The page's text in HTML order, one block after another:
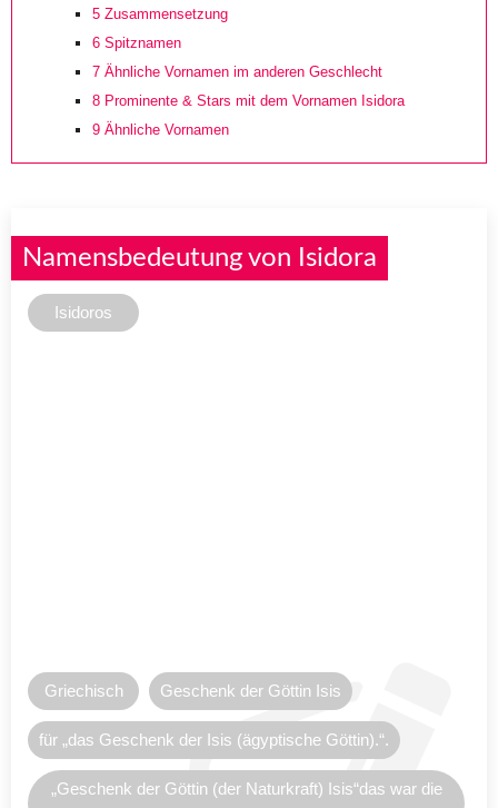
5 Zusammensetzung
6 Spitznamen
7 Ähnliche Vornamen im anderen Geschlecht
8 Prominente & Stars mit dem Vornamen Isidora
9 Ähnliche Vornamen
Namensbedeutung von Isidora
Isidoros
Griechisch Geschenk der Göttin Isis
für „das Geschenk der Isis (ägyptische Göttin).“.
„Geschenk der Göttin (der Naturkraft) Isis“das war die